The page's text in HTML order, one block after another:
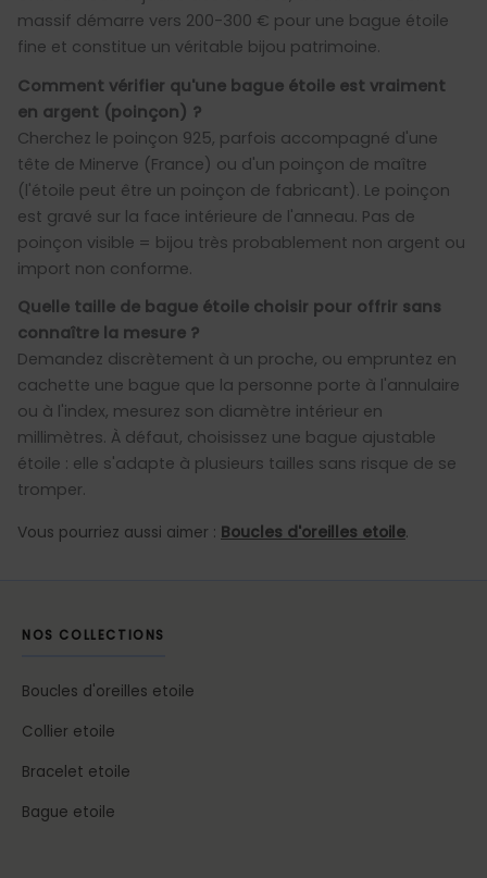
massif démarre vers 200-300 € pour une bague étoile
fine et constitue un véritable bijou patrimoine.
Comment vérifier qu'une bague étoile est vraiment
en argent (poinçon) ?
Cherchez le poinçon 925, parfois accompagné d'une
tête de Minerve (France) ou d'un poinçon de maître
(l'étoile peut être un poinçon de fabricant). Le poinçon
est gravé sur la face intérieure de l'anneau. Pas de
poinçon visible = bijou très probablement non argent ou
import non conforme.
Quelle taille de bague étoile choisir pour offrir sans
connaître la mesure ?
Demandez discrètement à un proche, ou empruntez en
cachette une bague que la personne porte à l'annulaire
ou à l'index, mesurez son diamètre intérieur en
millimètres. À défaut, choisissez une bague ajustable
étoile : elle s'adapte à plusieurs tailles sans risque de se
tromper.
Vous pourriez aussi aimer : Boucles d'oreilles etoile.
NOS COLLECTIONS
Boucles d'oreilles etoile
Collier etoile
Bracelet etoile
Bague etoile